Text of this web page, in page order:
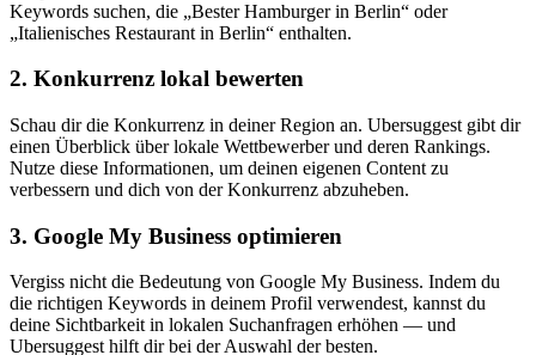
Keywords suchen, die „Bester Hamburger in Berlin“ oder
„Italienisches Restaurant in Berlin“ enthalten.
2. Konkurrenz lokal bewerten
Schau dir die Konkurrenz in deiner Region an. Ubersuggest gibt dir
einen Überblick über lokale Wettbewerber und deren Rankings.
Nutze diese Informationen, um deinen eigenen Content zu
verbessern und dich von der Konkurrenz abzuheben.
3. Google My Business optimieren
Vergiss nicht die Bedeutung von Google My Business. Indem du
die richtigen Keywords in deinem Profil verwendest, kannst du
deine Sichtbarkeit in lokalen Suchanfragen erhöhen — und
Ubersuggest hilft dir bei der Auswahl der besten.